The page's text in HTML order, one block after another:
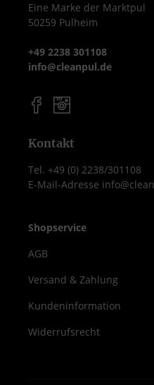
Eine Marke der Marktpul
50259 Pulheim
+49 2238 301108
info@cleanpul.de
Kontakt
Tel. +49 (0) 2238/301108
E-Mail-Adresse
Shopservice
AGB
Versand & Zahlung
Kundeninformation
Widerrufsrecht